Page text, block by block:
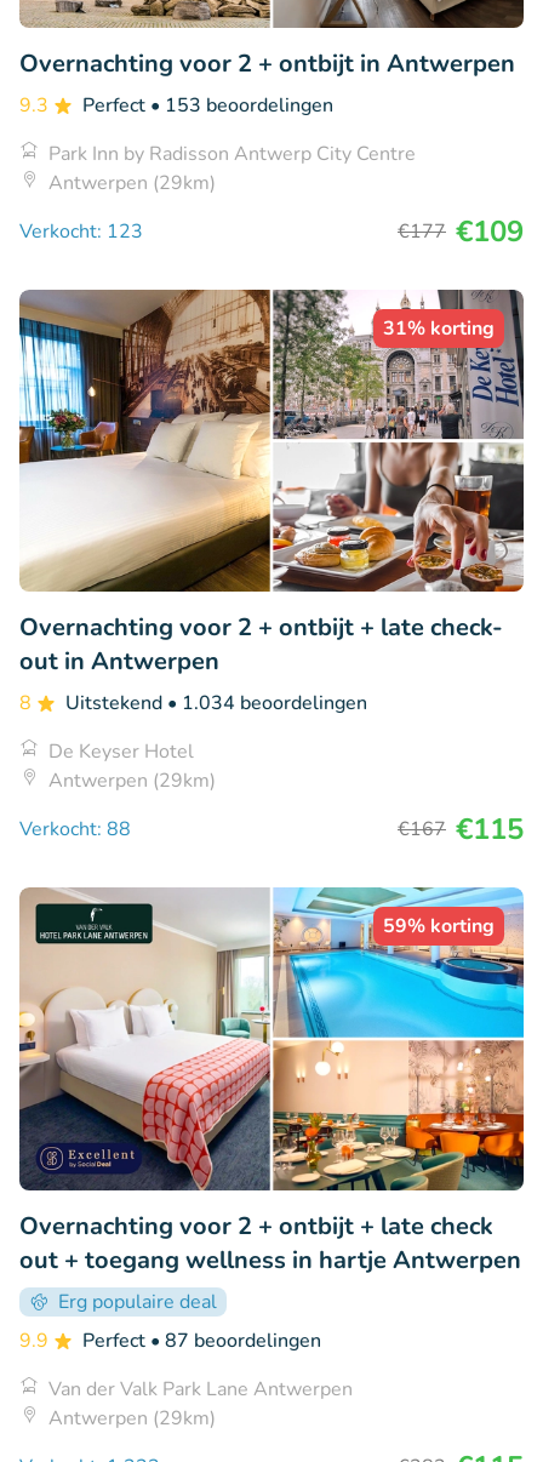
Overnachting voor 2 + ontbijt in Antwerpen
9.3 Perfect • 153 beoordelingen
Park Inn by Radisson Antwerp City Centre
Antwerpen (29km)
Verkocht: 123
€177 €109
31% korting
Overnachting voor 2 + ontbijt + late check-
out in Antwerpen
8 Uitstekend • 1.034 beoordelingen
De Keyser Hotel
Antwerpen (29km)
Verkocht: 88
€167 €115
59% korting
Overnachting voor 2 + ontbijt + late check
out + toegang wellness in hartje Antwerpen
Erg populaire deal
9.9
Perfect • 87 beoordelingen
Van der Valk Park Lane Antwerpen
Antwerpen (29km)